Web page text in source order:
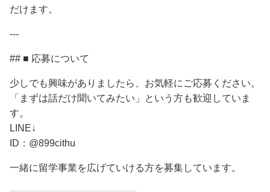
だけます。
---
## ■ 応募について
少しでも興味がありましたら、お気軽にご応募ください。
「まずは話だけ聞いてみたい」という方も歓迎していま
す。
LINE↓
ID：@899cithu
一緒に留学事業を広げていける方を募集しています。